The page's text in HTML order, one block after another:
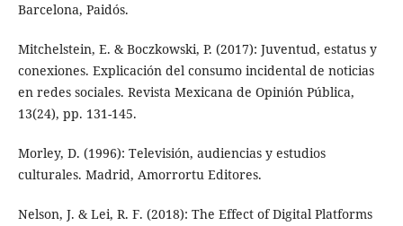
Barcelona, Paidós.
Mitchelstein, E. & Boczkowski, P. (2017): Juventud, estatus y
conexiones. Explicación del consumo incidental de noticias
en redes sociales. Revista Mexicana de Opinión Pública,
13(24), pp. 131-145.
Morley, D. (1996): Televisión, audiencias y estudios
culturales. Madrid, Amorrortu Editores.
Nelson, J. & Lei, R. F. (2018): The Effect of Digital Platforms